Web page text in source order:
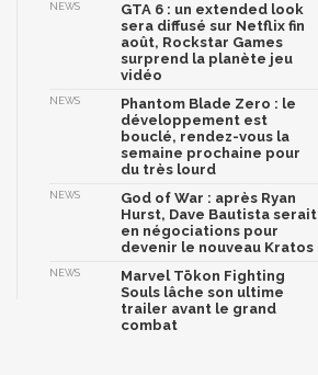
NEWS
GTA 6 : un extended look
sera diffusé sur Netflix fin
août, Rockstar Games
surprend la planète jeu
vidéo
NEWS
Phantom Blade Zero : le
développement est
bouclé, rendez-vous la
semaine prochaine pour
du très lourd
NEWS
God of War : après Ryan
Hurst, Dave Bautista serait
en négociations pour
devenir le nouveau Kratos
NEWS
Marvel Tōkon Fighting
Souls lâche son ultime
trailer avant le grand
combat